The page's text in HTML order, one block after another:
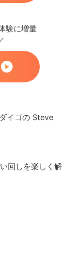
験に増量
イゴの Steve
回しを楽しく解